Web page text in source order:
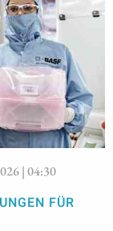
| 04:30
FÜR